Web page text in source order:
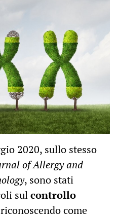
2020, sullo stesso
of Allergy and
, sono stati
sulcontrollo
come